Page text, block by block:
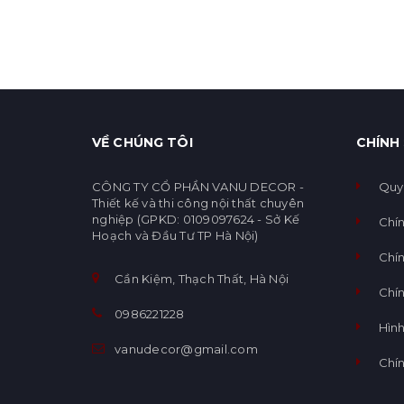
VỀ CHÚNG TÔI
CÔNG TY CỔ PHẦN VANU DECOR -
Thiết kế và thi công nội thất chuyên
nghiệp (GPKD: 0109097624 - Sở Kế
Hoạch và Đầu Tư TP Hà Nội)
Cần Kiệm, Thạch Thất, Hà Nội
0986221228
vanudecor@gmail.com
CHÍNH